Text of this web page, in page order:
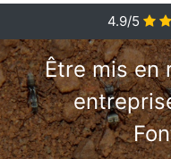
4.9/5
Être mis en